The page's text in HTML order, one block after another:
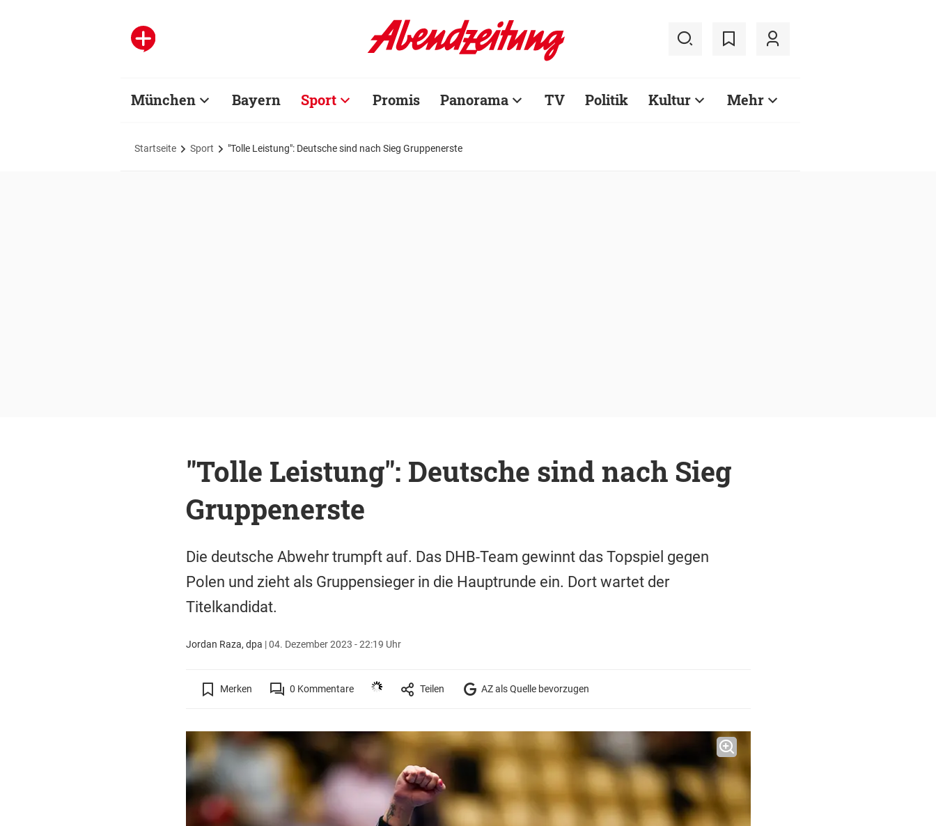
München Bayern Sport Promis Panorama TV Politik Kultur Mehr
Startseite Sport "Tolle Leistung": Deutsche sind nach Sieg Gruppenerste
"Tolle Leistung": Deutsche sind nach Sieg
Gruppenerste
Die deutsche Abwehr trumpft auf. Das DHB-Team gewinnt das Topspiel gegen
Polen und zieht als Gruppensieger in die Hauptrunde ein. Dort wartet der
Titelkandidat.
Jordan Raza, dpa |04. Dezember 2023 - 22:19 Uhr
Merken 0 Kommentare Teilen AZ als Quelle bevorzugen